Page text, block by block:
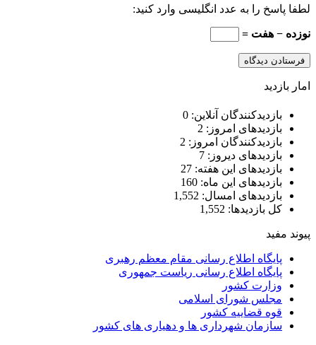
لطفا پاسخ را به عدد انگلیسی وارد کنید:
نوزده − هفت =
امار بازدید
بازدیدکنندگان آنلاین: 0
بازدیدهای امروز: 2
بازدیدکنندگان امروز: 2
بازدیدهای دیروز: 7
بازدیدهای این هفته: 27
بازدیدهای این ماه: 160
بازدیدهای امسال: 1,552
کل بازدیدها: 1,552
پیوند مفید
پایگاه اطلاع رسانی مقام معظم رهبری
پایگاه اطلاع رسانی ریاست جمهوری
وزارت کشور
مجلس شورای اسلامی
قوه قضاییه کشور
سازمان شهرداری ها و دهیاری های کشور